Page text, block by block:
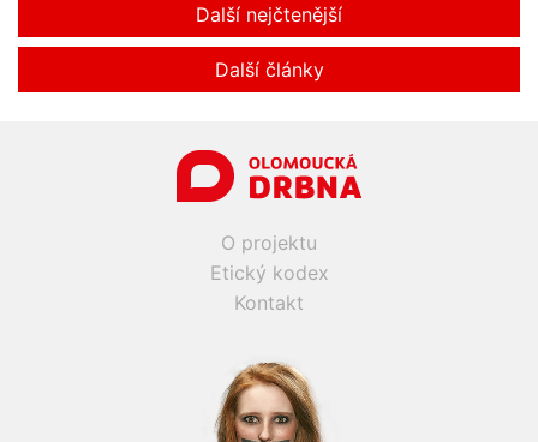
Další nejčtenější
Další články
O projektu
Etický kodex
Kontakt